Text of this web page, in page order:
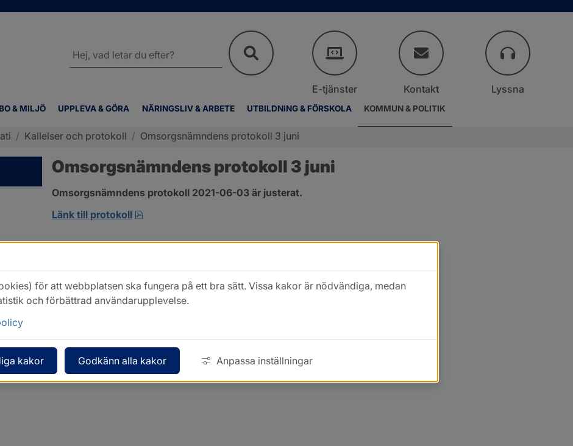
& MILJÖ UPPLEVA & GÖRA NÄRINGSLIV & ARBETE UTBILDNING & FÖRSKOLA KOMMUN & POLITIK
webbplatsen
E-tjänster Kontakt Lyssna
/ Kallelser och protokoll / Omsorgsnämndens protokoll 3 juni
Omsorgsnämndens protokoll 3 juni
Omsorgsnämndens protokoll 2021-06-03 är justerat.
Länk till protokoll
pdf, 303.4 kB, öppnas i nytt fönster.
för att webbplatsen ska fungera på ett bra sätt. Vissa kakor är nödvändiga, medan
och förbättrad användarupplevelse.
kakor Godkänn alla kakor Anpassa inställningar